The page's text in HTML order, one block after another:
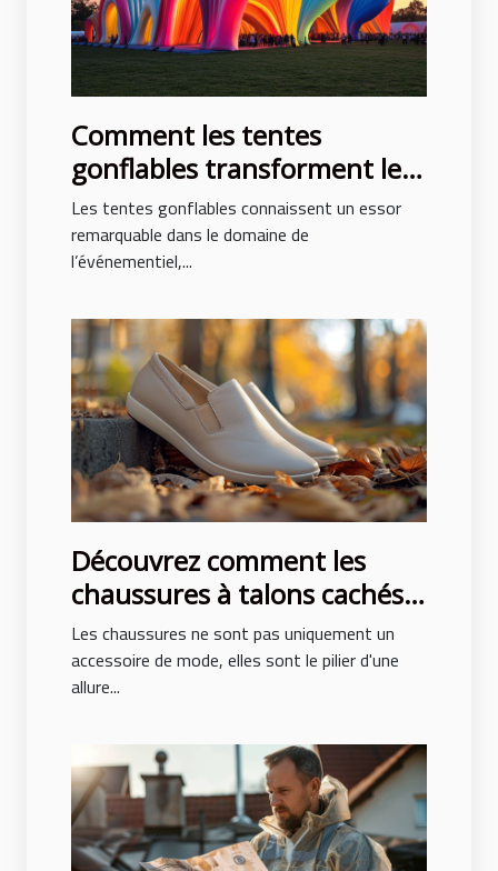
Comment les tentes
gonflables transforment les
événements en spectacles
Les tentes gonflables connaissent un essor
remarquable dans le domaine de
l’événementiel,...
Découvrez comment les
chaussures à talons cachés
peuvent transformer votre
posture et style
Les chaussures ne sont pas uniquement un
accessoire de mode, elles sont le pilier d'une
allure...